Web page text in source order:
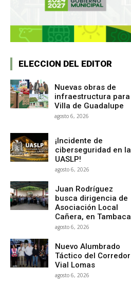
ELECCION DEL EDITOR
Nuevas obras de
infraestructura para
Villa de Guadalupe
agosto 6, 2026
¡Incidente de
ciberseguridad en la
UASLP!
agosto 6, 2026
Juan Rodríguez
busca dirigencia de
Asociación Local
Cañera, en Tambaca
agosto 6, 2026
Nuevo Alumbrado
Táctico del Corredor
Vial Lomas
agosto 6, 2026